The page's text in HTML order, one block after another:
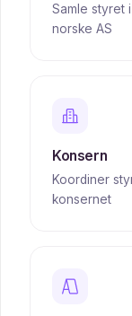
Samle styret
norske AS
Konsern
Koordiner
konsernet